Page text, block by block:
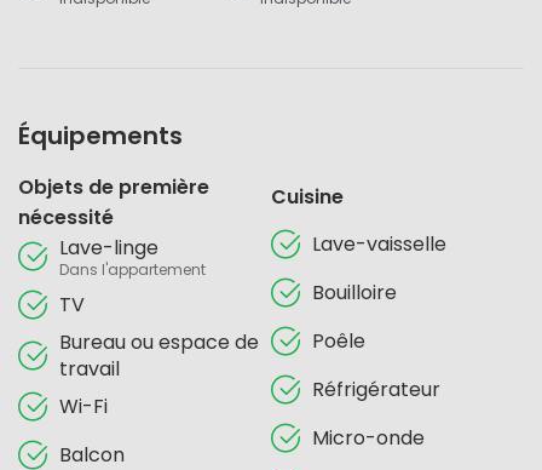
Équipements
Objets de première
nécessité
Lave-linge
Dans l'appartement
TV
Bureau ou espace de
travail
Wi-Fi
Balcon
Cuisine
Lave-vaisselle
Bouilloire
Poêle
Réfrigérateur
Micro-onde